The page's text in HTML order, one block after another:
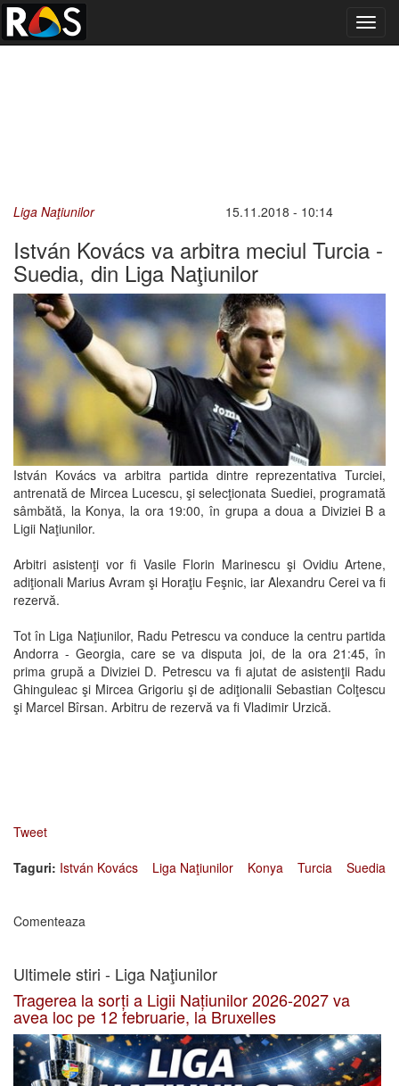
Liga Naţiunilor 15.11.2018 - 10:14
István Kovács va arbitra meciul Turcia -
Suedia, din Liga Naţiunilor
István Kovács va arbitra partida dintre reprezentativa Turciei,
antrenată de Mircea Lucescu, şi selecţionata Suediei, programată
sâmbătă, la Konya, la ora 19:00, în grupa a doua a Diviziei B a
Ligii Naţiunilor.
Arbitri asistenţi vor fi Vasile Florin Marinescu şi Ovidiu Artene,
adiţionali Marius Avram şi Horaţiu Feşnic, iar Alexandru Cerei va fi
rezervă.
Tot în Liga Naţiunilor, Radu Petrescu va conduce la centru partida
Andorra - Georgia, care se va disputa joi, de la ora 21:45, în
prima grupă a Diviziei D. Petrescu va fi ajutat de asistenţii Radu
Ghinguleac şi Mircea Grigoriu şi de adiţionalii Sebastian Colţescu
şi Marcel Bîrsan. Arbitru de rezervă va fi Vladimir Urzică.
Tweet
Taguri: István Kovács Liga Naţiunilor Konya Turcia Suedia
Comenteaza
Ultimele stiri - Liga Naţiunilor
Tragerea la sorți a Ligii Națiunilor 2026-2027 va
avea loc pe 12 februarie, la Bruxelles